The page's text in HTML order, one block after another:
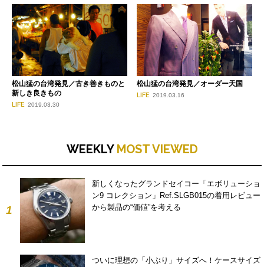
松山猛の台湾発見／古き善きものと
新しき良きもの
LIFE 2019.03.30
松山猛の台湾発見／オーダー天国
LIFE 2019.03.16
WEEKLY MOST VIEWED
1
新しくなったグランドセイコー「エボリューショ
ン9 コレクション」Ref.SLGB015の着用レビュー
から製品の“価値”を考える
ついに理想の「小ぶり」サイズへ！ケースサイズ